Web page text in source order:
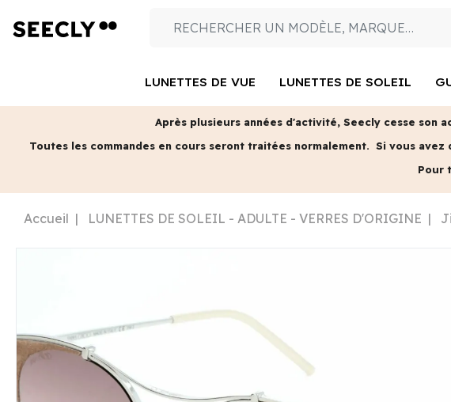
LUNETTES DE VUE LUNETTES DE SOLEIL
Après plusieurs années d'activité, Seecly cesse son
Toutes les commandes en cours seront traitées normalement. Si vous avez
Pour
Accueil LUNETTES DE SOLEIL - ADULTE - VERRES D'ORIGINE